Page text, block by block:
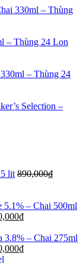
330ml – Thùng
– Thùng 24 Lon
– Thùng 24
Selection –
lit 890,000₫
5.1% – Chai 500ml
₫
3.8% – Chai 275ml
₫